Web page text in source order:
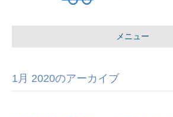
メニュー
1月 2020のアーカイブ